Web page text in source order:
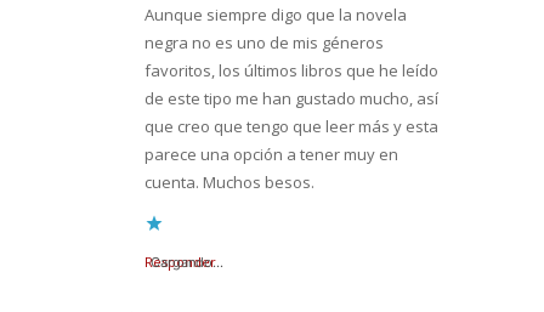
Aunque siempre digo que la novela
negra no es uno de mis géneros
favoritos, los últimos libros que he leído
de este tipo me han gustado mucho, así
que creo que tengo que leer más y esta
parece una opción a tener muy en
cuenta. Muchos besos.
Cargando...
Responder